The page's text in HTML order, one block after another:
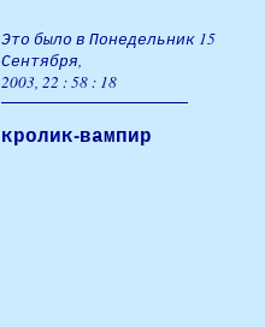
Это было в Понедельник 15
Сентября,
2003, 22 : 58 : 18
кролик-вампир